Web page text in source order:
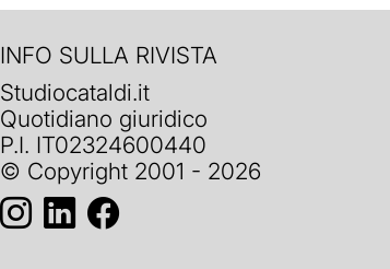
INFO SULLA RIVISTA
Studiocataldi.it
Quotidiano giuridico
P.I. IT02324600440
© Copyright 2001 - 2026